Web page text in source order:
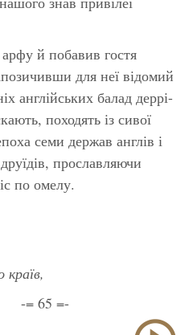
й побавив гостя
для неї відомий
англійських балад деррі-
походять із сивої
семи держав англів і
прославляючи
по омелу.
-= 65 =-